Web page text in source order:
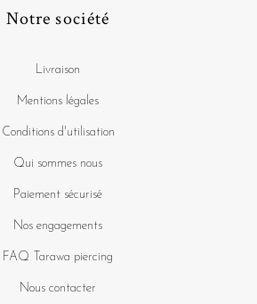
Notre société
Livraison
Mentions légales
Conditions d'utilisation
Qui sommes nous
Paiement sécurisé
Nos engagements
FAQ Tarawa piercing
Nous contacter